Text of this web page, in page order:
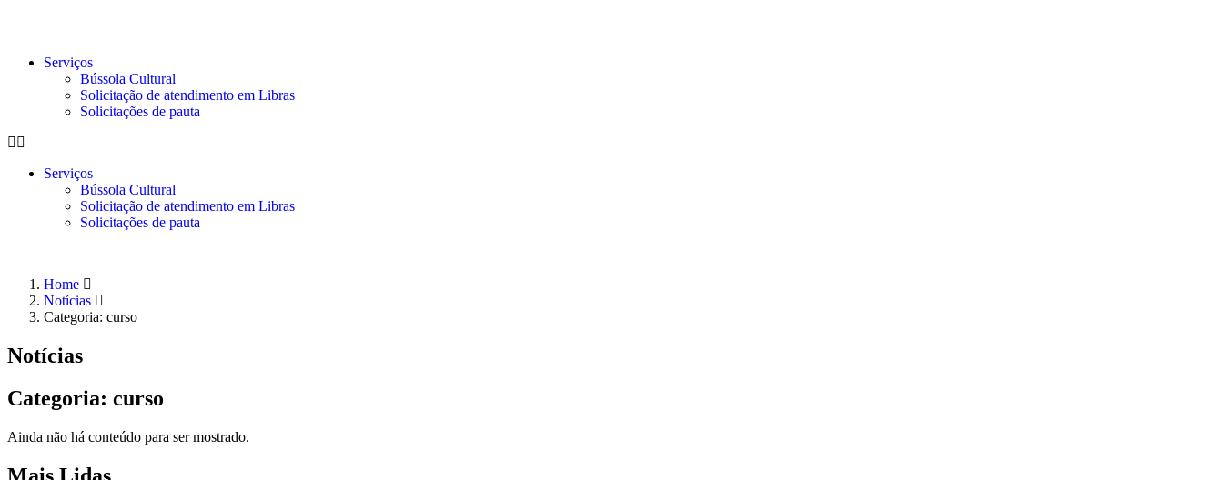
Serviços
Bússola Cultural
Solicitação de atendimento em Libras
Solicitações de pauta
Serviços
Bússola Cultural
Solicitação de atendimento em Libras
Solicitações de pauta
Home
Notícias
Categoria: curso
Notícias
Categoria: curso
Ainda não há conteúdo para ser mostrado.
Mais Lidas